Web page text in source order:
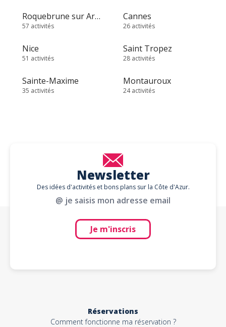
Roquebrune sur Argens
57 activités
Cannes
26 activités
Nice
51 activités
Saint Tropez
28 activités
Sainte-Maxime
35 activités
Montauroux
24 activités
Newsletter
Des idées d'activités et bons plans sur la Côte d'Azur.
@ je saisis mon adresse email
Je m'inscris
Réservations
Comment fonctionne ma réservation ?